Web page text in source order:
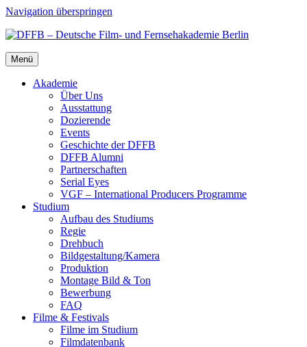
Navigation überspringen
Menü
Aka­de­mie
Über Uns
Aus­stat­tung
Dozie­ren­de
Events
Geschich­te der DFFB
DFFB Alum­ni
Part­ner­schaf­ten
Seri­al Eyes
VGF – Inter­na­tio­nal Pro­du­cers Pro­gram­me
Stu­di­um
Auf­bau des Stu­di­ums
Regie
Dreh­buch
Bildgestaltung/​​Kamera
Pro­duk­ti­on
Mon­ta­ge Bild & Ton
Bewer­bung
FAQ
Fil­me & Fes­ti­vals
Fil­me im Stu­di­um
Film­da­ten­bank